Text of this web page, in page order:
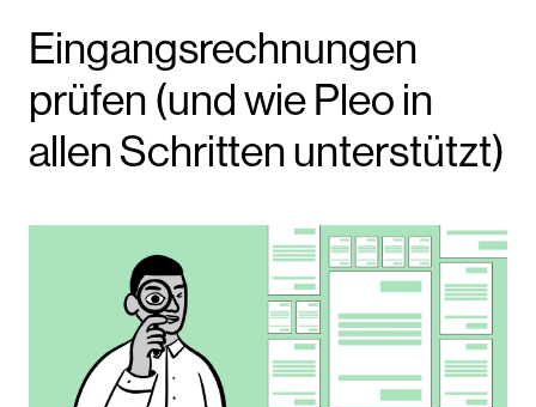
Eingangsrechnungen
prüfen (und wie Pleo in
allen Schritten unterstützt)